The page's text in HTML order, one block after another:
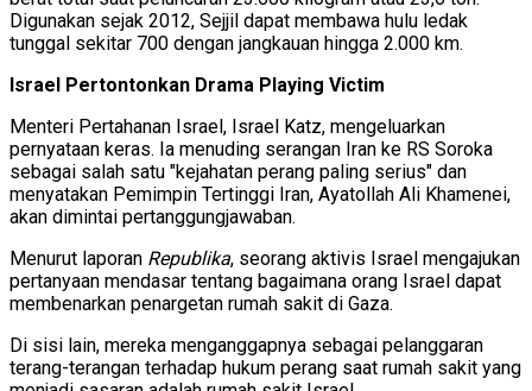
Digunakan sejak 2012, Sejjil dapat membawa hulu ledak
tunggal sekitar 700 dengan jangkauan hingga 2.000 km.
Israel Pertontonkan Drama Playing Victim
Menteri Pertahanan Israel, Israel Katz, mengeluarkan
pernyataan keras. Ia menuding serangan Iran ke RS Soroka
sebagai salah satu "kejahatan perang paling serius" dan
menyatakan Pemimpin Tertinggi Iran, Ayatollah Ali Khamenei,
akan dimintai pertanggungjawaban.
Menurut laporan Republika, seorang aktivis Israel mengajukan
pertanyaan mendasar tentang bagaimana orang Israel dapat
membenarkan penargetan rumah sakit di Gaza.
Di sisi lain, mereka menganggapnya sebagai pelanggaran
terang-terangan terhadap hukum perang saat rumah sakit yang